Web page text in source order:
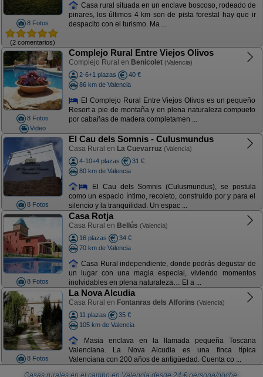
8 Fotos
(2 comentarios)
Casa rural situada en un enclave boscoso, rodeado de
pinares, los últimos 4 km son de pista forestal hay que ir
despacito con el turismo. Ma ...
8 Fotos
Video
Complejo Rural Entre Viejos Olivos
Complejo Rural en Benicolet (Valencia)
2-6+1 plazas
40 €
86 km de Valencia
El Complejo Rural Entre Viejos Olivos es un pequeño
Resort a pie de montaña y en plena naturaleza compueto
por cabañas de madera completamen ...
8 Fotos
El Cau dels Somnis - Culusmundus
Casa Rural en La Cuevarruz (Valencia)
4-10+4 plazas
31 €
80 km de Valencia
El Cau dels Somnis (Culusmundus), se postula
como un espacio íntimo, recoleto, construido por y para el
silencio y la tranquilidad. Un espac ...
8 Fotos
Casa Rotja
Casa Rural en Bellús (Valencia)
16 plazas
34 €
70 km de Valencia
Casa Rural independiente, donde podrás degustar de
un lugar con una magia especial, viviendo momentos
inolvidables en plena naturaleza… El a ...
8 Fotos
La Nova Alcudia
Casa Rural en Fontanras dels Alforins (Valencia)
11 plazas
35 €
105 km de Valencia
Masia enclava en la llamada pequeña Toscana
Valenciana. La Nova Alcudia es una finca típica
Valenciana con 200 años de antigüedad. Cuenta co ...
Casas rurales en el campo en Valencia desde 24 € persona/noche.